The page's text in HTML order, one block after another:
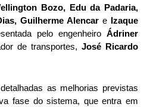
Bozo, Edu da Padaria,
Guilherme Alencar e Izaque
pelo engenheiro Ádriner
de transportes, José Ricardo
as melhorias previstas
fase do sistema, que entra em